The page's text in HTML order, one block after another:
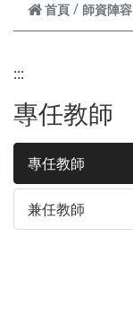
首頁 師資陣容
:::
專任教師
專任教師
兼任教師